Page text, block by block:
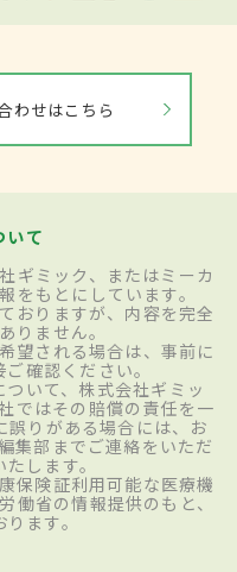
わせはこちら
いて
ギミック、またはミーカ
をもとにしています。
おりますが、内容を完全
りません。
望される場合は、事前に
確認ください。
いて、株式会社ギミッ
ではその賠償の責任を一
誤りがある場合には、お
集部までご連絡をいただ
します。
保険証利用可能な医療機
働省の情報提供のもと、
ます。